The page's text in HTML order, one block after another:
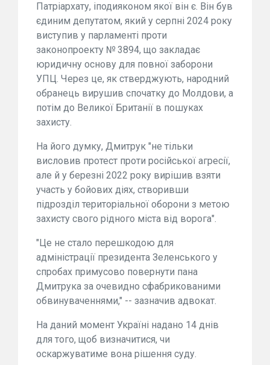
Патріархату, іподияконом якої він є. Він був
єдиним депутатом, який у серпні 2024 року
виступив у парламенті проти
законопроекту № 3894, що закладає
юридичну основу для повної заборони
УПЦ. Через це, як стверджують, народний
обранець вирушив спочатку до Молдови, а
потім до Великої Британії в пошуках
захисту.
На його думку, Дмитрук "не тільки
висловив протест проти російської агресії,
але й у березні 2022 року вирішив взяти
участь у бойових діях, створивши
підрозділ територіальної оборони з метою
захисту свого рідного міста від ворога".
"Це не стало перешкодою для
адміністрації президента Зеленського у
спробах примусово повернути пана
Дмитрука за очевидно сфабрикованими
обвинуваченнями," -- зазначив адвокат.
На даний момент Україні надано 14 днів
для того, щоб визначитися, чи
оскаржуватиме вона рішення суду.